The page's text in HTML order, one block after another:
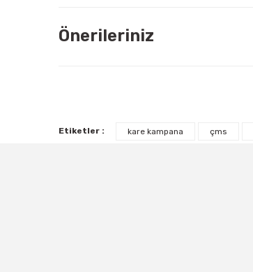
Önerileriniz
Etiketler : kare kampana çms